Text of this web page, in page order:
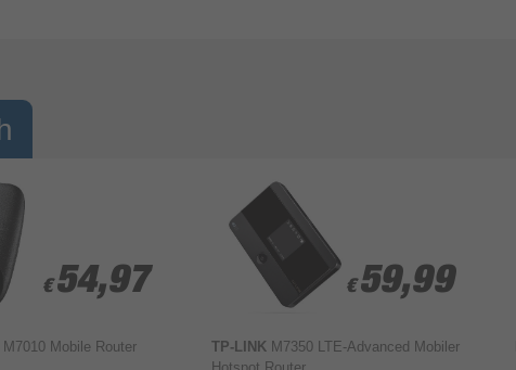
€ 54,97
€ 54,97
M7010 Mobile Router
€ 59,99
€ 59,99
TP-LINK M7350 LTE-Advanced Mobiler